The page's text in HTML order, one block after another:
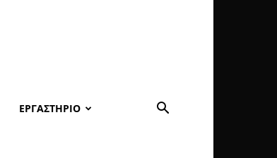
ΕΡΓΑΣΤΗΡΙΟ